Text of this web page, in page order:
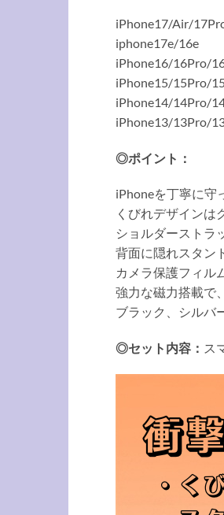
iPhone17/Air/
iphone17e/16e
iPhone16/16Pro/
iPhone15/15Pro/
iPhone14/14Pro/
iPhone13/13Pro/
◎ポイント：
iPhoneを丁寧に守
くびれデザインは
ショルダーストラ
背面に隠れスタン
カメラ保護フィル
強力な磁力搭載で
ブラック、シルバ
◎セット内容： ス